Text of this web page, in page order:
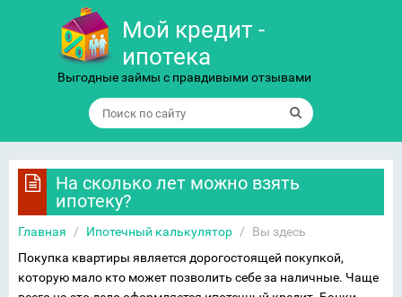
Мой кредит -
ипотека
Выгодные займы с правдивыми отзывами
На сколько лет можно взять
ипотеку?
Главная / Ипотечный калькулятор /
Вы здесь
Покупка квартиры является дорогостоящей покупкой,
которую мало кто может позволить себе за наличные. Чаще